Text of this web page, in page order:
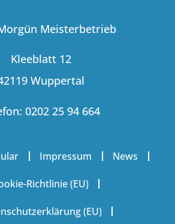
Meisterbetrieb
Kleeblatt 12
Wuppertal
0202 25 94 664
Impressum News
Richtlinie (EU)
(EU)